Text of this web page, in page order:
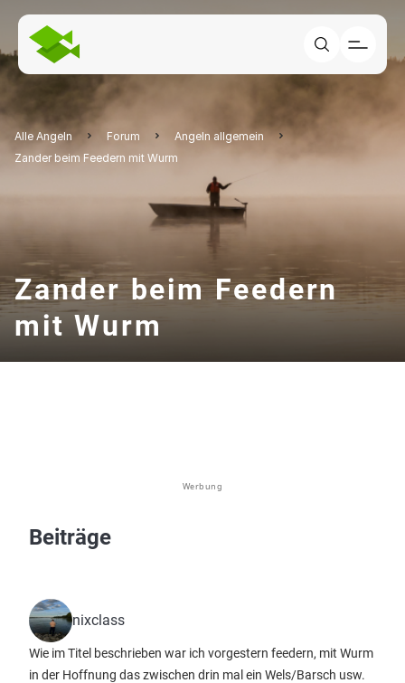
Alle Angeln Forum
Angeln allgemein
Zander beim Feedern mit Wurm
Zander beim Feedern
mit Wurm
Werbung
Beiträge
nixclass
Wie im Titel beschrieben war ich vorgestern feedern, mit Wurm
in der Hoffnung das zwischen drin mal ein Wels/Barsch usw.